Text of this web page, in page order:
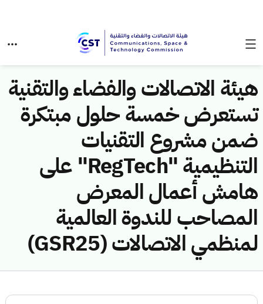
هيئة الاتصالات والفضاء والتقنية
تستعرض خمسة حلول مبتكرة
ضمن مشروع التقنيات
التنظيمية "RegTech" على
هامش أعمال المعرض
المصاحب للندوة العالمية
لمنظمي الاتصالات (GSR25)